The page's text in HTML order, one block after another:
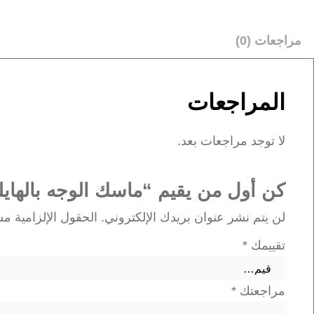
مراجعات (0)
المراجعات
لا توجد مراجعات بعد.
كن أول من يقيم “ماسك الوجه
لن يتم نشر عنوان بريدك الإلكتروني. الحقول الإلزامية
تقييمك *
مراجعتك *